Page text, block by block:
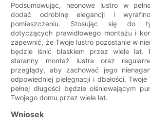
Podsumowując, neonowe lustro w
dodać odrobinę elegancji i
pomieszczeniu. Stosując się do
dotyczących prawidłowego montażu i
zapewnić, że Twoje lustro pozostanie w
będzie lśnić blaskiem przez wiele lat.
staranny montaż lustra oraz
przeglądy, aby zachować jego
odpowiedniej pielęgnacji i dbałości,
pełnej długości będzie olśniewającym
Twojego domu przez wiele lat.
Wniosek